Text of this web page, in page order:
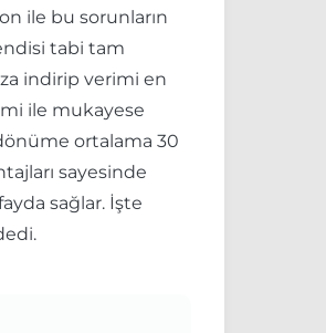
ile bu sorunların
tabi tam
indirip verimi en
ile mukayese
ortalama 30
sayesinde
sağlar. İşte